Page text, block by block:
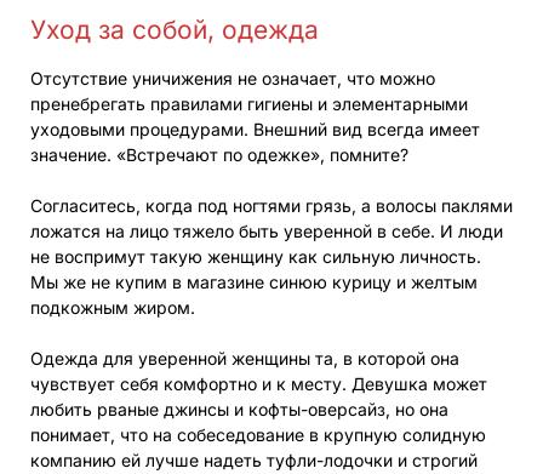
Уход за собой, одежда
Отсутствие уничижения не означает, что можно
пренебрегать правилами гигиены и элементарными
уходовыми процедурами. Внешний вид всегда имеет
значение. «Встречают по одежке», помните?
Согласитесь, когда под ногтями грязь, а волосы паклями
ложатся на лицо тяжело быть уверенной в себе. И люди
не воспримут такую женщину как сильную личность.
Мы же не купим в магазине синюю курицу и желтым
подкожным жиром.
Одежда для уверенной женщины та, в которой она
чувствует себя комфортно и к месту. Девушка может
любить рваные джинсы и кофты-оверсайз, но она
понимает, что на собеседование в крупную солидную
компанию ей лучше надеть туфли-лодочки и строгий